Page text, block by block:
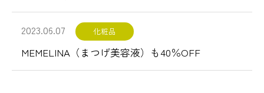
2023.06.07 化粧品
MEMELINA（まつげ美容液）も40％OFF